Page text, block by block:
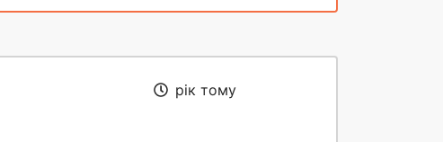
рік тому